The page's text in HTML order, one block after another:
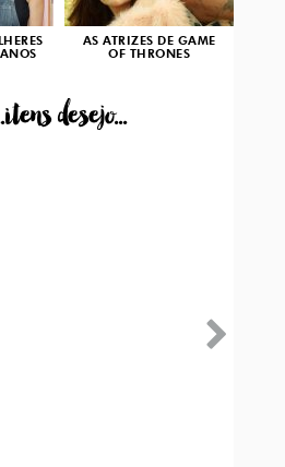
AS ATRIZES DE GAME
OF THRONES
desejo...